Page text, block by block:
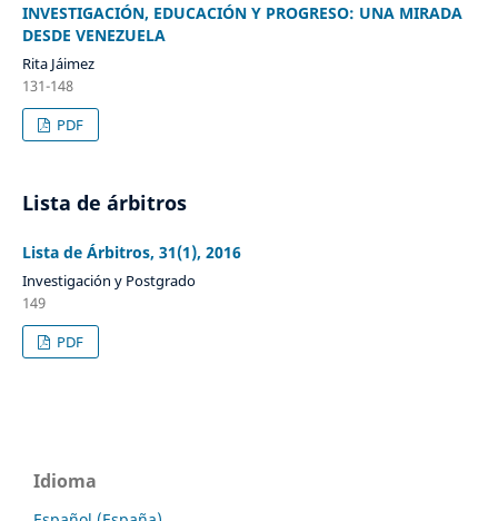
INVESTIGACIÓN, EDUCACIÓN Y PROGRESO: UNA MIRADA
DESDE VENEZUELA
Rita Jáimez
131-148
PDF
Lista de árbitros
Lista de Árbitros, 31(1), 2016
Investigación y Postgrado
149
PDF
Idioma